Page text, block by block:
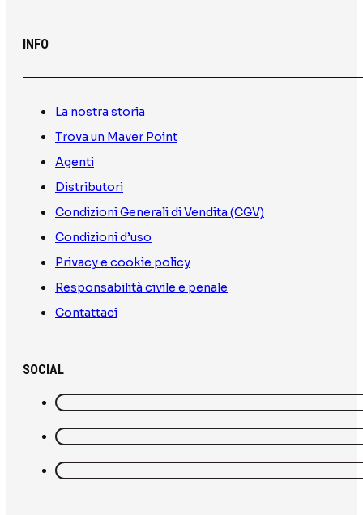
INFO
La nostra storia
Trova un Maver Point
Agenti
Distributori
Condizioni Generali di Vendita (CGV)
Condizioni d’uso
Privacy e cookie policy
Responsabilità civile e penale
Contattaci
SOCIAL